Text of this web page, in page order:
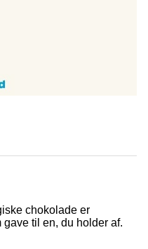
chokolade er
til en, du holder af.